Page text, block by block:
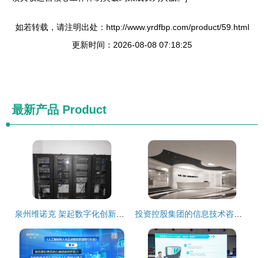
如若转载，请注明出处：http://www.yrdfbp.com/product/59.html
更新时间：2026-08-08 07:18:25
最新产品 Product